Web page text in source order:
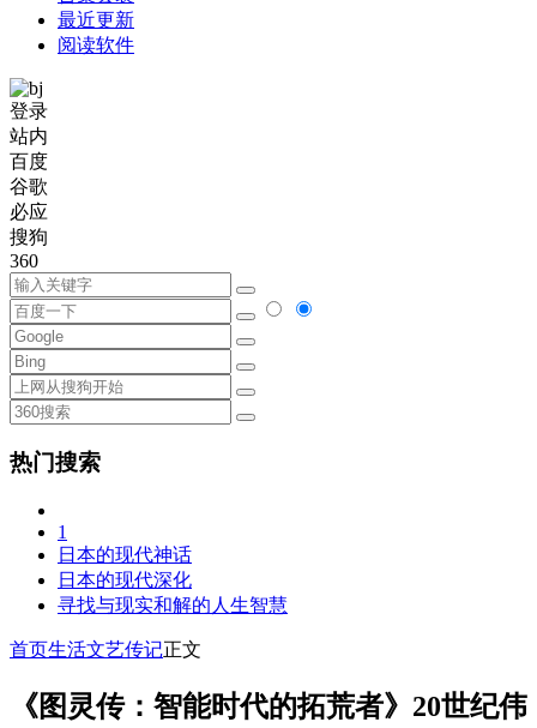
最近更新
阅读软件
登录
站内
百度
谷歌
必应
搜狗
360
热门搜索
1
日本的现代神话
日本的现代深化
寻找与现实和解的人生智慧
首页生活文艺传记正文
《图灵传：智能时代的拓荒者》20世纪伟